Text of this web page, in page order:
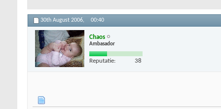
30th August 2006, 00:40
Chaos
Ambasador
Reputatie: 38